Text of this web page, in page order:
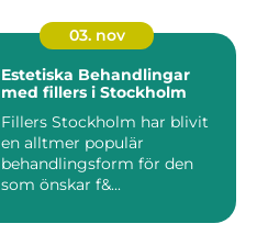
03. nov
Estetiska Behandlingar
med fillers i Stockholm
Fillers Stockholm har blivit
en alltmer populär
behandlingsform för den
som önskar f&...